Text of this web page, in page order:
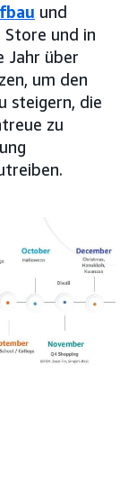
und
und in
Jahr über
um den
steigern, die
zu